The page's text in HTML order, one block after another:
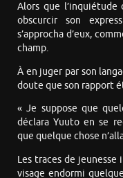
Alors que l’inquiétude
obscurcir son
s’approcha d’eux,
champ.
À en juger par son
doute que son rapport
« Je suppose que
déclara Yuuto en se
que quelque chose
Les traces de jeunesse
visage endormi